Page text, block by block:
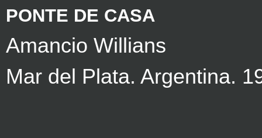
PONTE DE CASA
Amancio Willians
Mar del Plata. Argentina.